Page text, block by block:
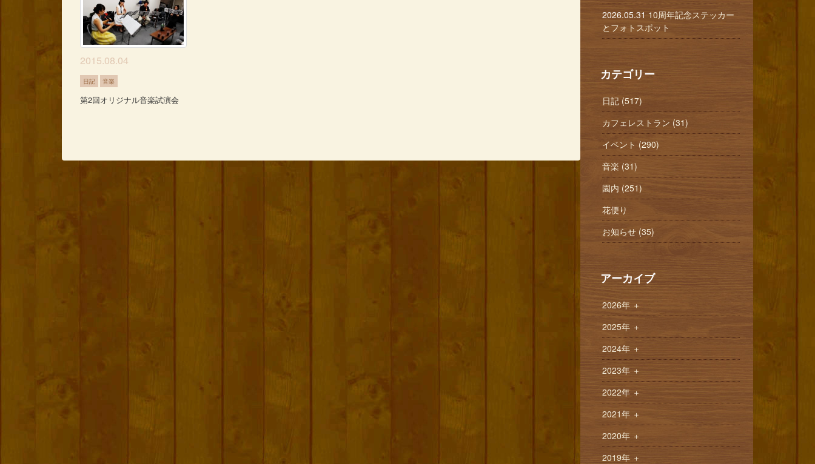
2015.08.04
日記 音楽
第2回オリジナル音楽試演会
2026.05.31 10周年記念ステッカー
とフォトスポット
カテゴリー
日記 (517)
カフェレストラン (31)
イベント (290)
音楽 (31)
園内 (251)
花便り
お知らせ (35)
アーカイブ
2026年 ＋
2025年 ＋
2024年 ＋
2023年 ＋
2022年 ＋
2021年 ＋
2020年 ＋
2019年 ＋